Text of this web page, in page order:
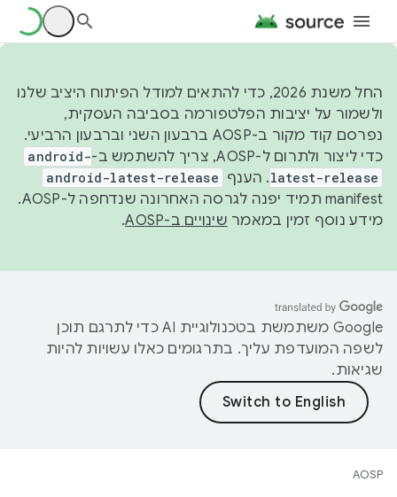
החל משנת 2026, כדי להתאים למודל הפיתוח היציב שלנו
ולשמור על יציבות הפלטפורמה בסביבה העסקית,
נפרסם קוד מקור ב-AOSP ברבעון השני וברבעון הרביעי.
כדי ליצור ולתרום ל-AOSP, צריך להשתמש ב-
android-
latest-release. הענף android-latest-release
manifest תמיד יפנה לגרסה האחרונה שנדחפה ל-AOSP.
מידע נוסף זמין במאמר שינויים ב-AOSP .
‫Google משתמשת בטכנולוגיית AI כדי לתרגם תוכן
לשפה המועדפת עליך. בתרגומים כאלו עשויות להיות
שגיאות.
AOSP